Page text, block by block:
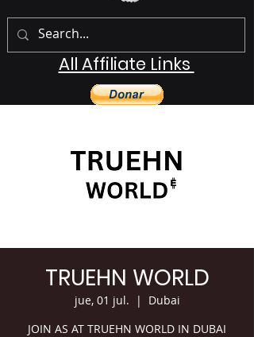
All Affiliate Links
TRUEHN WORLD
jue, 01 jul.
  |
Dubai
JOIN AS AT TRUEHN WORLD IN DUBAI